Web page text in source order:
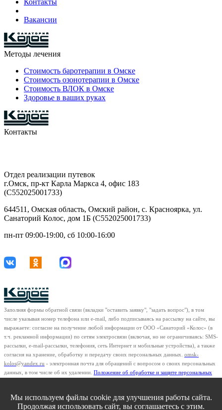
Вакансии
Методы лечения
Стоимость баротерапии в Омске
Стоимость озонотерапии в Омске
Стоимость ВЛОК в Омске
Здоровье в ваших руках
Контакты
Отдел реализации путевок
г.Омск, пр-кт Карла Маркса 4, офис 183
(С552025001733)
644511, Омская область, Омский район, с. Красноярка, ул.
Санаторий Колос, дом 1Б (С552025001733)
пн-пт 09:00-19:00, сб 10:00-16:00
Заполняя формы обратной связи (вкладки "оставить заявку", "задать вопрос"), в том
числе указывая номер телефона или e-mail, либо подписываясь на рассылку на сайте, вы
выражаете: согласие на получение любой информации от ООО «Санаторий «Колос» (в
т.ч. рекламной информации) по сетям электросвязи (включая, но не ограничиваясь: SMS-
рассылки, e-mail-рассылки, телефония, сеть Интернет и мобильные устройства), а также
согласия на хранение, обработку и передачу своих персональных данных. omsk-
kolos@yandex.ru - электронная почта для обращений с вопросом о своих персональных
данных, в том числе об их удалении. Положение об обработке и защите персональных
© «Санаторий Колос» Все права защищены.
Мы используем файлы cookie для улучшения работы сайта.
Продолжая использовать сайт, вы соглашаетесь с этим.